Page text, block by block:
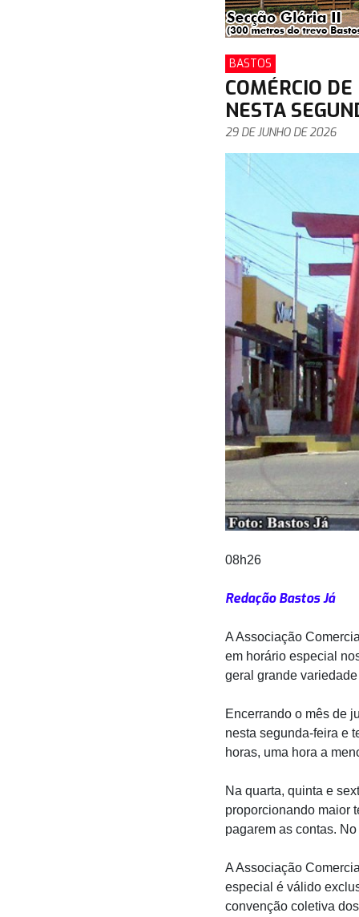
BASTOS
COMÉRCIO
NESTA
29 DE JUNHO DE 2026
08h26
Redação Bastos Já
A Associação
em horário especial
geral grande
Encerrando o mês de
nesta segunda-feira e
horas, uma hora a
Na quarta, quinta e
proporcionando maior
pagarem as contas.
A Associação
especial é válido
convenção coletiva